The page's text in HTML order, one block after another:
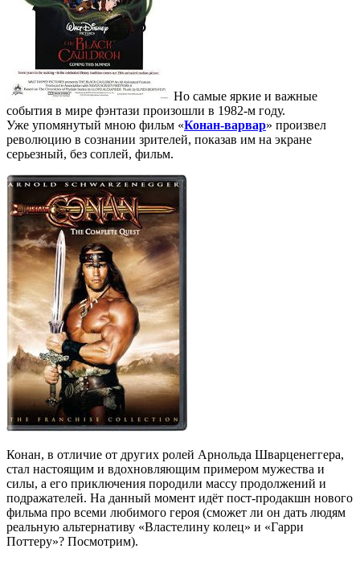
Но самые яркие и важные
события в мире фэнтази произошли в 1982-м году.
Уже упомянутый мною фильм «Конан-варвар» произвел
революцию в сознании зрителей, показав им на экране
серьезный, без соплей, фильм.
Конан, в отличие от других ролей Арнольда Шварценеггера,
стал настоящим и вдохновляющим примером мужества и
силы, а его приключения породили массу продолжений и
подражателей. На данный момент идёт пост-продакшн нового
фильма про всеми любимого героя (сможет ли он дать людям
реальную альтернативу «Властелину колец» и «Гарри
Поттеру»? Посмотрим).